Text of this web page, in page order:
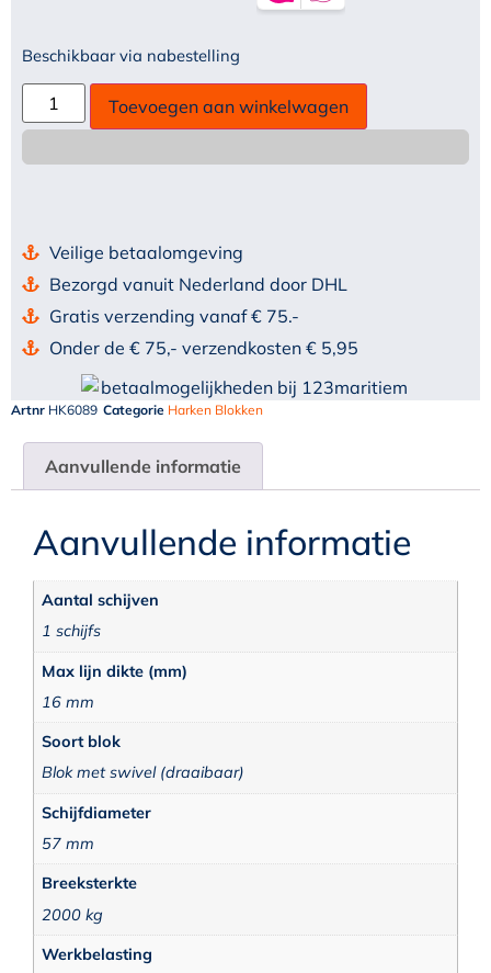
Beschikbaar via nabestelling
Toevoegen aan winkelwagen
Veilige betaalomgeving
Bezorgd vanuit Nederland door DHL
Gratis verzending vanaf € 75.-
Onder de € 75,- verzendkosten € 5,95
Artnr HK6089 Categorie Harken Blokken
Aanvullende informatie
Aanvullende informatie
Aantal schijven
1 schijfs
Max lijn dikte (mm)
16 mm
Soort blok
Blok met swivel (draaibaar)
Schijfdiameter
57 mm
Breeksterkte
2000 kg
Werkbelasting